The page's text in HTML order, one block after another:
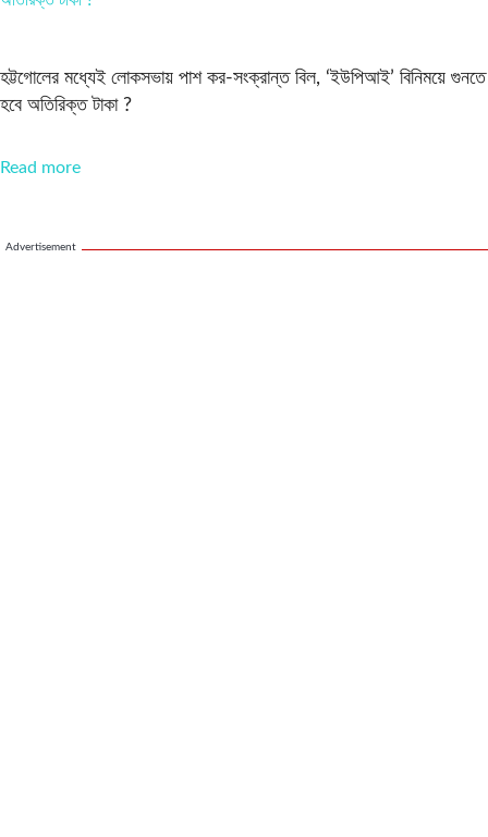
হট্টগোলের মধ্যেই লোকসভায় পাশ কর-সংক্রান্ত বিল, ‘ইউপিআই’ বিনিময়ে গুনতে
হবে অতিরিক্ত টাকা ?
Read more
Advertisement